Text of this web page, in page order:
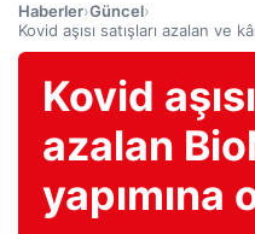
Haberler›Güncel›
Kovid aşısı satışları azalan ve
Kovid
azalan
yapımına